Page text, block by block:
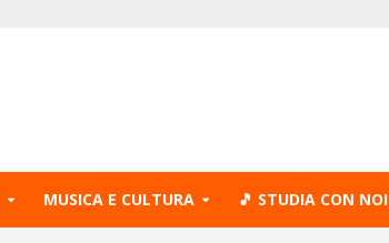
MUSICA E CULTURA 🎵 STUDIA CON NOI